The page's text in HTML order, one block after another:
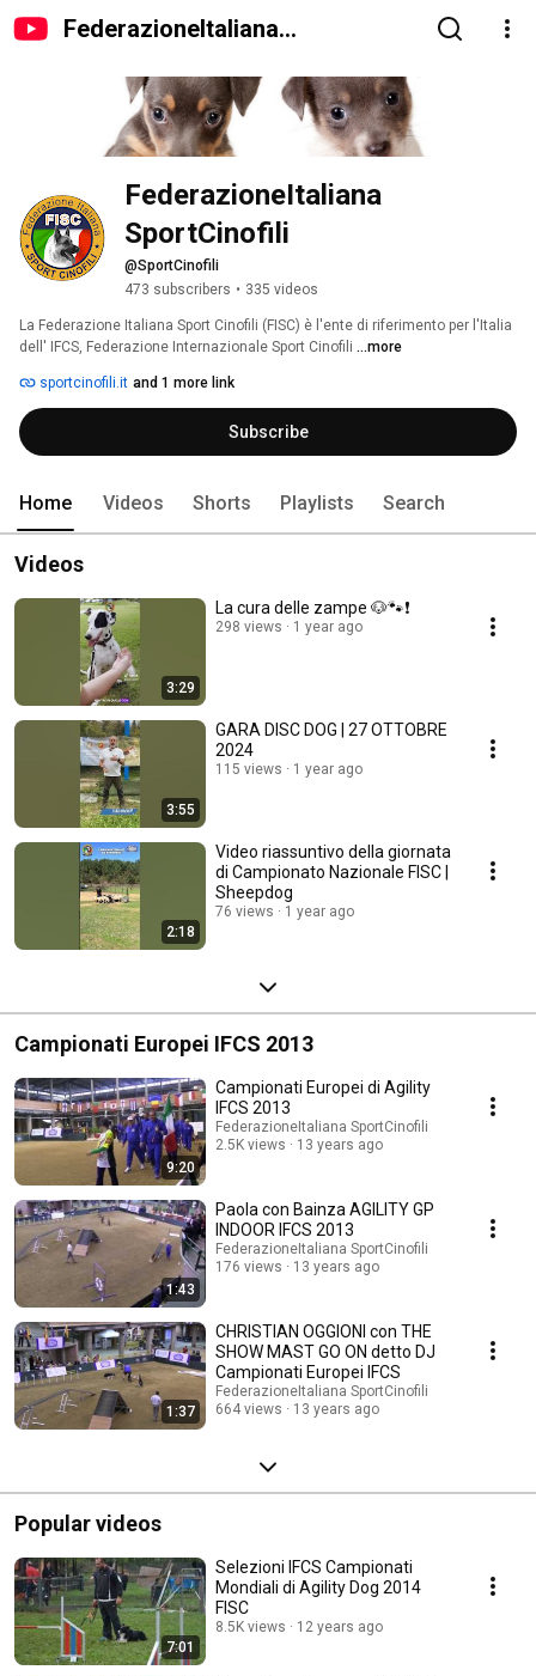
FederazioneItaliana
FederazioneItaliana
SportCinofili
@SportCinofili
473 subscribers • 335 videos
La Federazione Italiana Sport Cinofili (FISC) è l'ente di riferimento per l'Italia
dell' IFCS, Federazione Internazionale Sport Cinofili ...more
sportcinofili.it and 1 more link
Subscribe
Home Videos Shorts Playlists Search
Videos
3:29
La cura delle zampe 🐶🐾❗
298 views 1 year ago
3:55
GARA DISC DOG | 27 OTTOBRE
2024
115 views 1 year ago
2:18
Video riassuntivo della giornata
di Campionato Nazionale FISC |
Sheepdog
76 views 1 year ago
Campionati Europei IFCS 2013
9:20
Campionati Europei di Agility
IFCS 2013
FederazioneItaliana SportCinofili
2.5K views
13 years ago
1:43
Paola con Bainza AGILITY GP
INDOOR IFCS 2013
FederazioneItaliana SportCinofili
176 views
13 years ago
1:37
CHRISTIAN OGGIONI con THE
SHOW MAST GO ON detto DJ
Campionati Europei IFCS
FederazioneItaliana SportCinofili
664 views
13 years ago
Popular videos
7:01
Selezioni IFCS Campionati
Mondiali di Agility Dog 2014
FISC
8.5K views 12 years ago